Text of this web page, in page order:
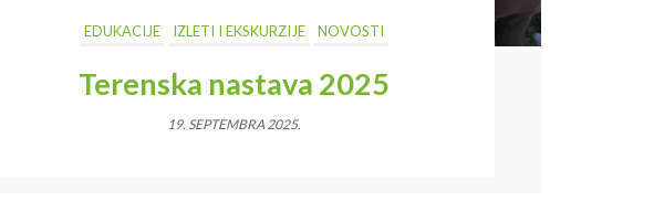
EDUKACIJE IZLETI I EKSKURZIJE NOVOSTI
Terenska nastava 2025
19. SEPTEMBRA 2025.